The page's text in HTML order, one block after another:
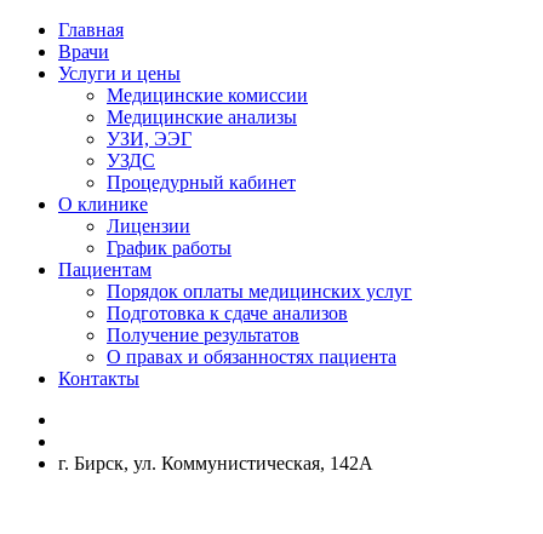
Главная
Врачи
Услуги и цены
Медицинские комиссии
Медицинские анализы
УЗИ, ЭЭГ
УЗДС
Процедурный кабинет
О клинике
Лицензии
График работы
Пациентам
Порядок оплаты медицинских услуг
Подготовка к сдаче анализов
Получение результатов
О правах и обязанностях пациента
Контакты
г. Бирск, ул. Коммунистическая, 142А